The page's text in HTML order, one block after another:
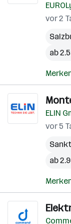
vor 2
ab
ELIN
vor 5
ab